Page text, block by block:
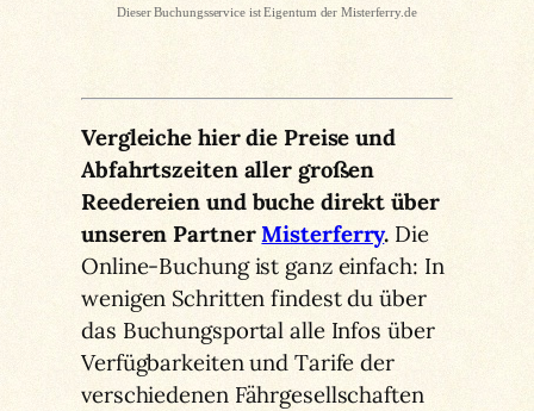
Dieser Buchungsservice ist Eigentum derMisterferry.de
Vergleiche hier die Preise und
Abfahrtszeiten aller großen
Reedereien und buche direkt über
unseren PartnerMisterferry. Die
Online-Buchung ist ganz einfach: In
wenigen Schritten findest du über
das Buchungsportal alle Infos über
Verfügbarkeiten und Tarife der
verschiedenen Fährgesellschaften